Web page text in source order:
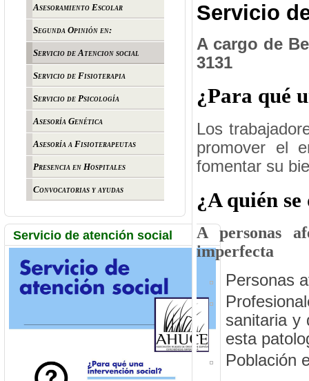
Asesoramiento Escolar
Segunda Opinión en:
Servicio de Atencion social
Servicio de Fisioterapia
Servicio de Psicología
Asesoría Genética
Asesoría a Fisioterapeutas
Presencia en Hospitales
Convocatorias y ayudas
Servicio de atención social
Servicio
A cargo de
3131
¿Para qué
Los
promover el
fomentar su
¿A quién
A personas
imperfecta
Personas
sanitaria y
esta
Población